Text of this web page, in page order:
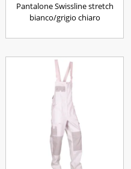
Pantalone Swissline stretch
bianco/grigio chiaro